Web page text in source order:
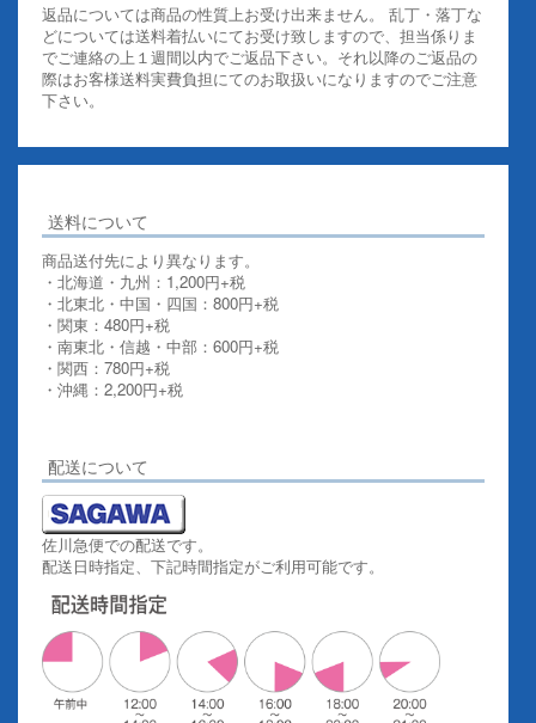
返品については商品の性質上お受け出来ません。 乱丁・落丁な
どについては送料着払いにてお受け致しますので、担当係りま
でご連絡の上１週間以内でご返品下さい。それ以降のご返品の
際はお客様送料実費負担にてのお取扱いになりますのでご注意
下さい。
送料について
商品送付先により異なります。
・北海道・九州：1,200円+税
・北東北・中国・四国：800円+税
・関東：480円+税
・南東北・信越・中部：600円+税
・関西：780円+税
・沖縄：2,200円+税
配送について
佐川急便での配送です。
配送日時指定、下記時間指定がご利用可能です。